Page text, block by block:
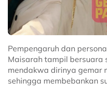
Pempengaruh dan
Maisarah tampil bersuara
mendakwa dirinya gemar
sehingga membebankan